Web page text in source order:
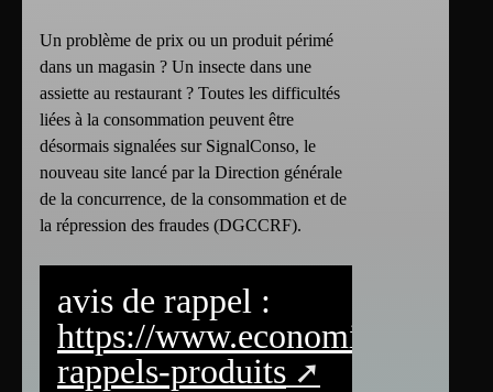
Un problème de prix ou un produit périmé
dans un magasin ? Un insecte dans une
assiette au restaurant ? Toutes les difficultés
liées à la consommation peuvent être
désormais signalées sur SignalConso, le
nouveau site lancé par la Direction générale
de la concurrence, de la consommation et de
la répression des fraudes (DGCCRF).
avis de rappel :
https://
rappels-produits